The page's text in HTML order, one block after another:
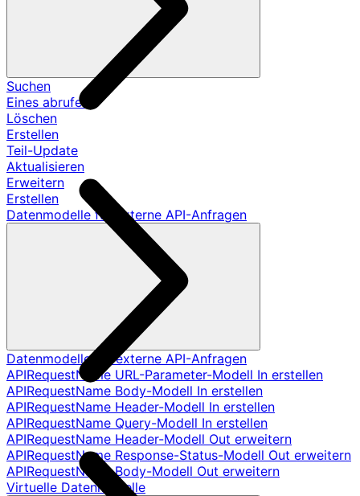
Suchen
Eines abrufen
Löschen
Erstellen
Teil-Update
Aktualisieren
Erweitern
Erstellen
Datenmodelle für externe API-Anfragen
Datenmodelle für externe API-Anfragen
APIRequestName URL-Parameter-Modell In erstellen
APIRequestName Body-Modell In erstellen
APIRequestName Header-Modell In erstellen
APIRequestName Query-Modell In erstellen
APIRequestName Header-Modell Out erweitern
APIRequestName Response-Status-Modell Out erweitern
APIRequestName Body-Modell Out erweitern
Virtuelle Datenmodelle